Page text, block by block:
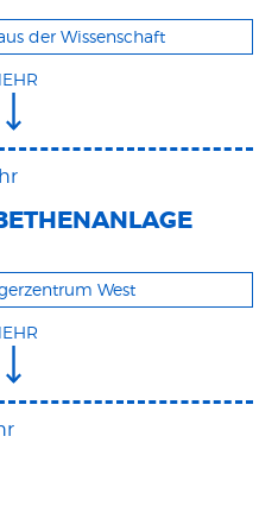
der Wissenschaft
West